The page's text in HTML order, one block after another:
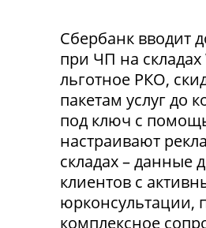
Сбербанк вводит
при ЧП на
льготное РКО,
пакетам услуг до
под ключ с
настраивают
складах – данные
клиентов с
юрконсультации,
комплексное